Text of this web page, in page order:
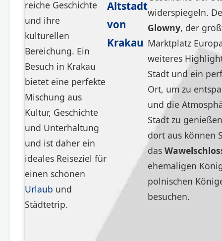
reiche Geschichte
und ihre
kulturellen
Bereichung. Ein
Besuch in Krakau
bietet eine perfekte
Mischung aus
Kultur, Geschichte
und Unterhaltung
und ist daher ein
ideales Reiseziel für
einen schönen
Urlaub und
Städtetrip.
Altstadt
von
Krakau
widerspiegeln.
Glowny, der
Marktplatz
weiteres
Stadt und ein
Ort, um zu
und die
Stadt zu
dort aus können
das
ehemaligen
polnischen
besuchen.